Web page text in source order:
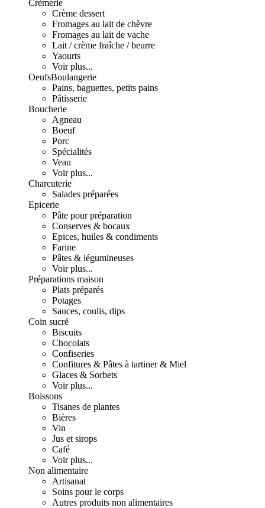
Crèmerie
Crème dessert
Fromages au lait de chèvre
Fromages au lait de vache
Lait / crème fraîche / beurre
Yaourts
Voir plus...
OeufsBoulangerie
Pains, baguettes, petits pains
Pâtisserie
Boucherie
Agneau
Boeuf
Porc
Spécialités
Veau
Voir plus...
Charcuterie
Salades préparées
Epicerie
Pâte pour préparation
Conserves & bocaux
Epices, huiles & condiments
Farine
Pâtes & légumineuses
Voir plus...
Préparations maison
Plats préparés
Potages
Sauces, coulis, dips
Coin sucré
Biscuits
Chocolats
Confiseries
Confitures & Pâtes à tartiner & Miel
Glaces & Sorbets
Voir plus...
Boissons
Tisanes de plantes
Bières
Vin
Jus et sirops
Café
Voir plus...
Non alimentaire
Artisanat
Soins pour le corps
Autres produits non alimentaires